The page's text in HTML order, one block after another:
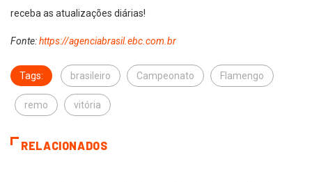
receba as atualizações diárias!
Fonte:https://agenciabrasil.ebc.com.br
Tags: brasileiro Campeonato Flamengo
remo vitória
RELACIONADOS